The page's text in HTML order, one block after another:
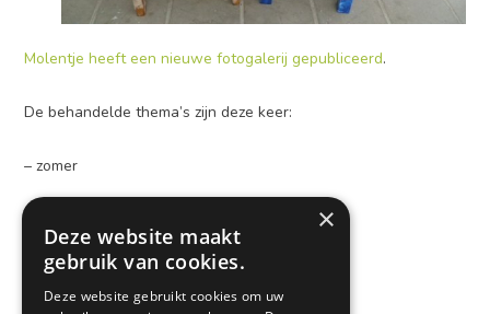
Molentje heeft een nieuwe fotogalerij gepubliceerd.
De behandelde thema’s zijn deze keer:
– zomer
– het stoelenproject
×
Deze website maakt
gebruik van cookies.
Deze website gebruikt cookies om uw